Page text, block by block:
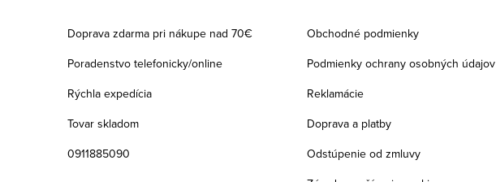
Doprava zdarma pri nákupe nad 70€
Poradenstvo telefonicky/online
Rýchla expedícia
Tovar skladom
0911885090
Obchodné podmienky
Podmienky ochrany osobných údajov
Reklamácie
Doprava a platby
Odstúpenie od zmluvy